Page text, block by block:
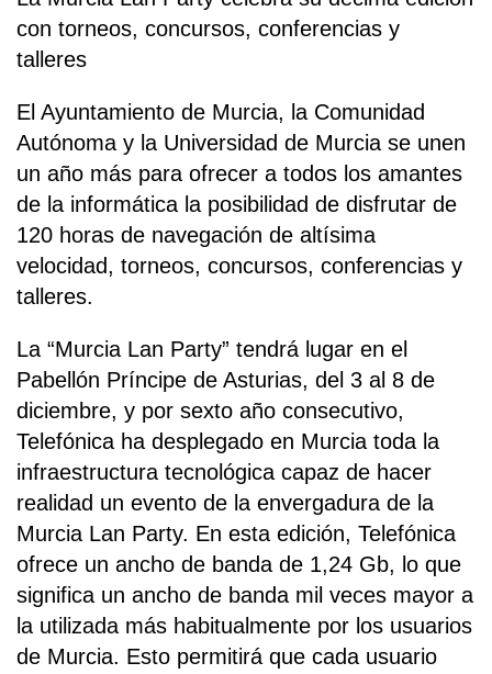
con torneos, concursos, conferencias y
talleres
El Ayuntamiento de Murcia, la Comunidad
Autónoma y la Universidad de Murcia se unen
un año más para ofrecer a todos los amantes
de la informática la posibilidad de disfrutar de
120 horas de navegación de altísima
velocidad, torneos, concursos, conferencias y
talleres.
La “Murcia Lan Party” tendrá lugar en el
Pabellón Príncipe de Asturias, del 3 al 8 de
diciembre, y por sexto año consecutivo,
Telefónica ha desplegado en Murcia toda la
infraestructura tecnológica capaz de hacer
realidad un evento de la envergadura de la
Murcia Lan Party. En esta edición, Telefónica
ofrece un ancho de banda de 1,24 Gb, lo que
significa un ancho de banda mil veces mayor a
la utilizada más habitualmente por los usuarios
de Murcia. Esto permitirá que cada usuario